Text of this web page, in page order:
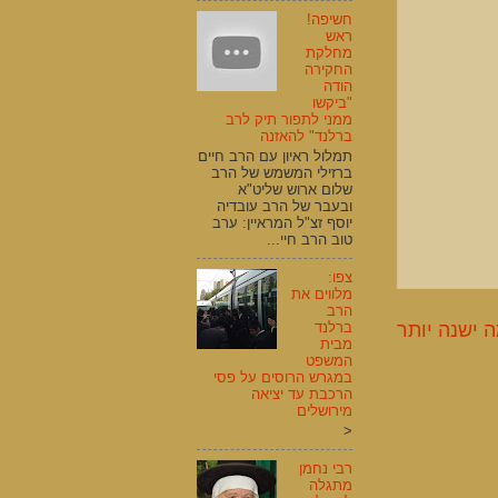
ישנה יותר
חשיפה!
ראש
מחלקת
החקירה
הודה
"ביקשו
ממני לתפור תיק לרב
ברלנד" להאזנה
תמלול ראיון עם הרב חיים
ברזילי המשמש של הרב
שלום ארוש שליט"א
ובעבר של הרב עובדיה
יוסף זצ"ל המראיין: ערב
טוב הרב חיי...
צפו:
מלווים את
הרב
ברלנד
מבית
המשפט
במגרש הרוסים על פסי
הרכבת עד יציאה
מירושלים
<
רבי נחמן
מתגלה